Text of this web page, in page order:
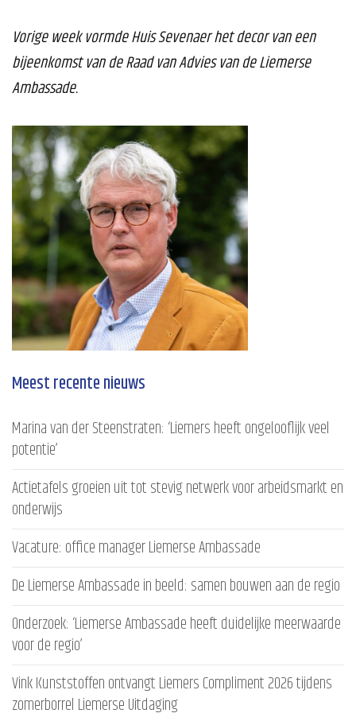
Vorige week vormde Huis Sevenaer het decor van een
bijeenkomst van de Raad van Advies van de Liemerse
Ambassade.
Meest recente nieuws
Marina van der Steenstraten: ‘Liemers heeft ongelooflijk veel
potentie’
Actietafels groeien uit tot stevig netwerk voor arbeidsmarkt en
onderwijs
Vacature: office manager Liemerse Ambassade
De Liemerse Ambassade in beeld: samen bouwen aan de regio
Onderzoek: ‘Liemerse Ambassade heeft duidelijke meerwaarde
voor de regio’
Vink Kunststoffen ontvangt Liemers Compliment 2026 tijdens
zomerborrel Liemerse Uitdaging